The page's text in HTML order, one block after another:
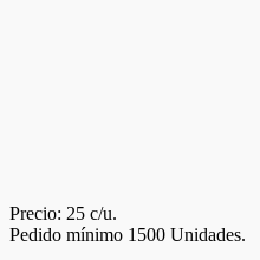
Precio: 25 c/u.
Pedido mínimo 1500 Unidades.